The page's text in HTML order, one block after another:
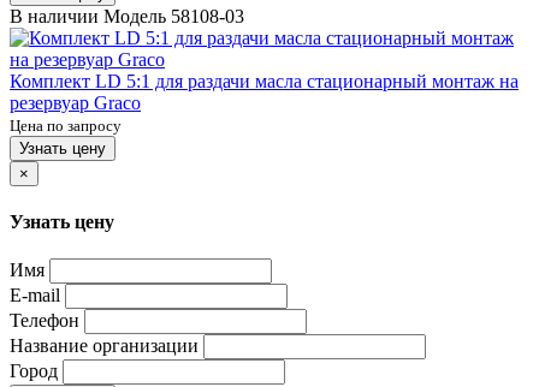
В наличии Модель 58108-03
Комплект LD 5:1 для раздачи масла стационарный монтаж на
резервуар Graco
Цена по запросу
Узнать цену
×
Узнать цену
Имя
E-mail
Телефон
Название организации
Город